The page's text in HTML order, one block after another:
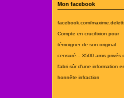
Mon facebook
facebook.com/
Compte en crucifixion pour
témoigner de son original
censuré... 3500 amis privés
l'abri sûr d'une information
honnête infraction